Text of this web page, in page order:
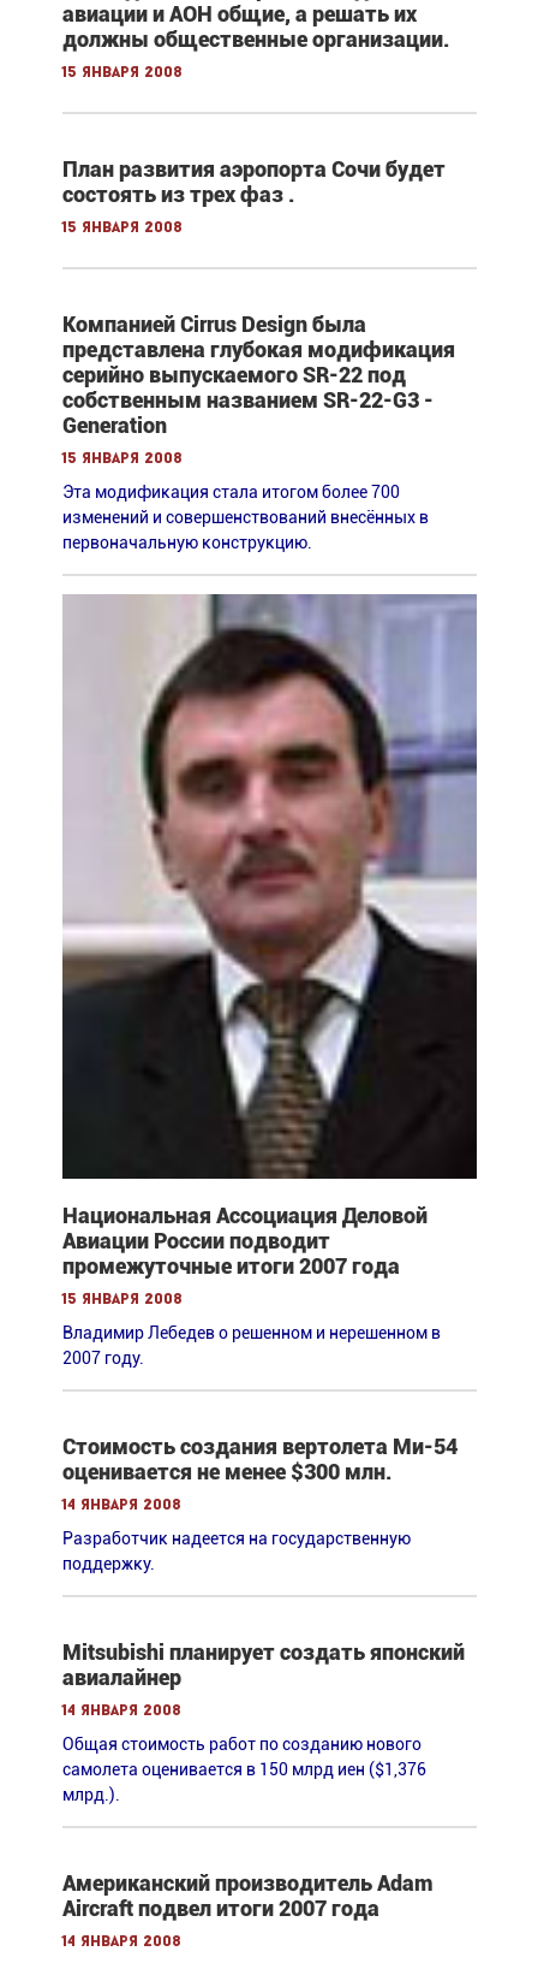
авиации и АОН общие, а решать их
должны общественные организации.
15 января 2008
План развития аэропорта Сочи будет
состоять из трех фаз .
15 января 2008
Компанией Cirrus Design была
представлена глубокая модификация
серийно выпускаемого SR-22 под
собственным названием SR-22-G3 -
Generation
15 января 2008
Эта модификация стала итогом более 700
изменений и совершенствований внесённых в
первоначальную конструкцию.
Национальная Ассоциация Деловой
Авиации России подводит
промежуточные итоги 2007 года
15 января 2008
Владимир Лебедев о решенном и нерешенном в
2007 году.
Стоимость создания вертолета Ми-54
оценивается не менее $300 млн.
14 января 2008
Разработчик надеется на государственную
поддержку.
Mitsubishi планирует создать японский
авиалайнер
14 января 2008
Общая стоимость работ по созданию нового
самолета оценивается в 150 млрд иен ($1,376
млрд.).
Американский производитель Adam
Aircraft подвел итоги 2007 года
14 января 2008